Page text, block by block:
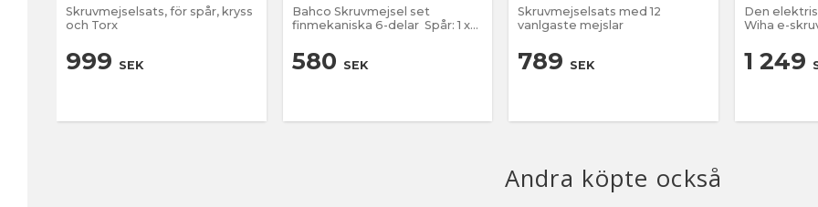
Skruvmejselsats, för spår, kryss
och Torx
999 SEK
Bahco Skruvmejsel set
finmekaniska 6-delar Spår: 1 x
Phillips: PH00 x 50, PH0 x 50
mm Svartoxiderad spets för
avsedd för mekaniska och
580 SEK
Skruvmejselsats med 12
vanlgaste mejslar
789 SEK
Den
Wiha e-
1 249
Andra köpte också